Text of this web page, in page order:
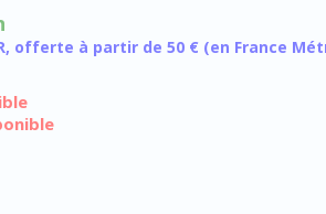
offerte à partir de 50 € (en France